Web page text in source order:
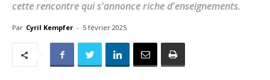
cette rencontre qui s'annonce riche d'enseignements.
Par Cyril Kempfer - 5 février 2025